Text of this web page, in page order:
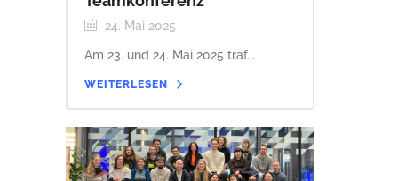
24. Mai 2025
Am 23. und 24. Mai 2025 traf...
WEITERLESEN